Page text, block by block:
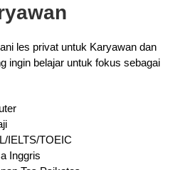
les privat untuk Karyawan dan
ingin belajar untuk fokus sebagai
IELTS/TOEIC
Inggris